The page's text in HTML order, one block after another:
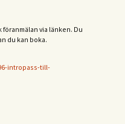
via länken. Du
du kan boka.
intropass-till-